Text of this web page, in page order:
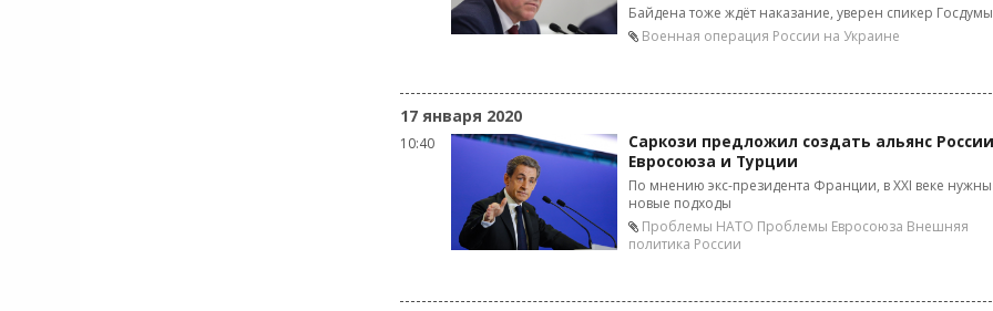
Байдена тоже ждёт наказание, уверен спикер Госдумы
Военная операция России на Украине
17 января 2020
10:40
Саркози предложил создать альянс
Евросоюза и Турции
По мнению экс-президента Франции, в XXI веке нужны
новые подходы
Проблемы НАТО Проблемы Евросоюза Внешняя
политика России